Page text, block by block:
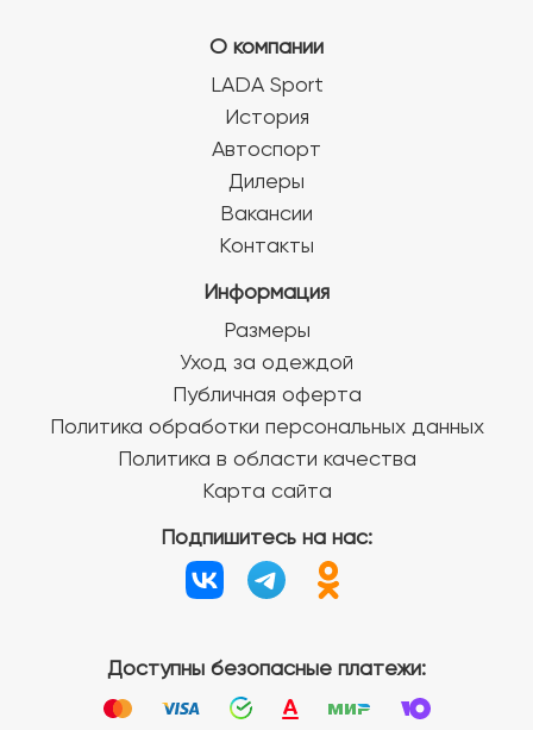
О компании
LADA Sport
История
Автоспорт
Дилеры
Вакансии
Контакты
Информация
Размеры
Уход за одеждой
Публичная оферта
Политика обработки персональных данных
Политика в области качества
Карта сайта
Подпишитесь на нас:
Доступны безопасные платежи: